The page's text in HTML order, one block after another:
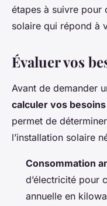
Laura•31 décembre
étapes à suivre pour
solaire qui répond à
Évaluer vos
Avant de demander
calculer vos
permet de
l’installation solaire
Consommation
d’électricité pour
annuelle en